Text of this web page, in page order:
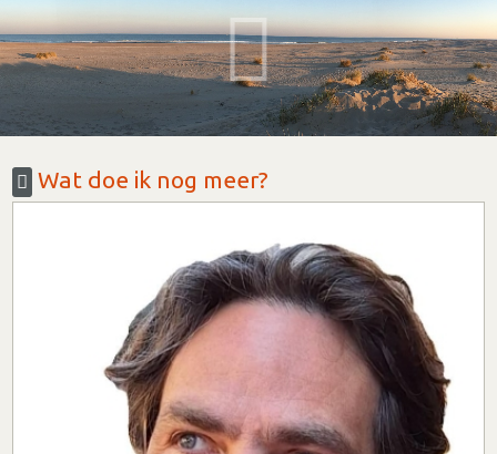
Wat doe ik nog meer?